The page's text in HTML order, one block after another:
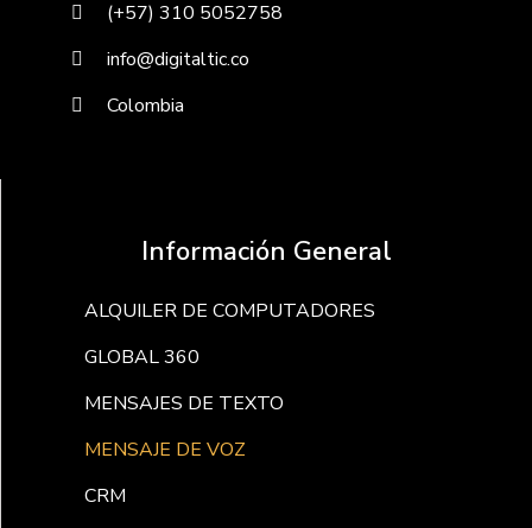
(+57) 310 5052758
info@digitaltic.co
Colombia
Información General
ALQUILER DE COMPUTADORES
GLOBAL 360
MENSAJES DE TEXTO
MENSAJE DE VOZ
CRM